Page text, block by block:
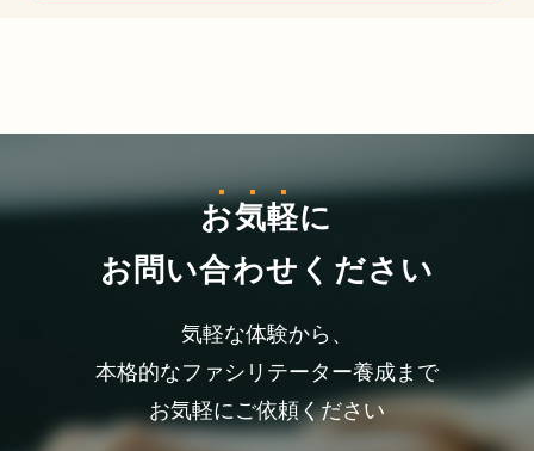
お気軽に
お問い合わせください
気軽な体験から、
本格的なファシリテーター養成まで
お気軽にご依頼ください